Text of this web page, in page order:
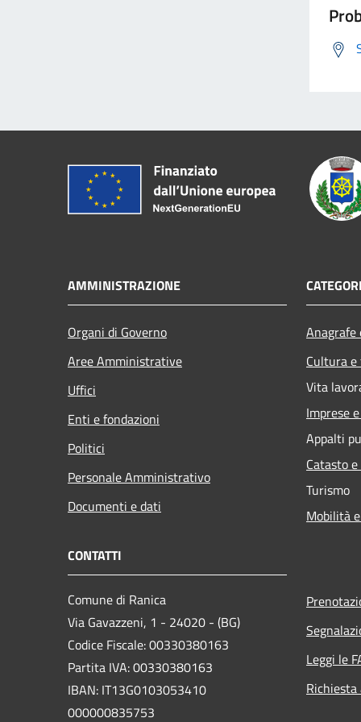
AMMINISTRAZIONE
Organi di Governo
Aree Amministrative
Uffici
Enti e fondazioni
Politici
Personale Amministrativo
Documenti e dati
Cultura
Vita
Imprese
Appalti
Catasto
Turismo
Mobilità
CONTATTI
Comune di Ranica
Via Gavazzeni, 1 - 24020 - (BG)
Codice Fiscale: 00330380163
Partita IVA: 00330380163
IBAN: IT13G0103053410
000000835753
Leggi le